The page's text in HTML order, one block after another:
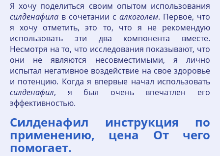
Я хочу поделиться своим опытом использования
силденафила в сочетании с алкоголем. Первое, что
я хочу отметить, это то, что я не рекомендую
использовать эти два компонента вместе.
Несмотря на то, что исследования показывают, что
они не являются несовместимыми, я лично
испытал негативное воздействие на свое здоровье
и потенцию. Когда я впервые начал использовать
силденафил, я был очень впечатлен его
эффективностью.
Силденафил инструкция по
применению, цена От чего
помогает.